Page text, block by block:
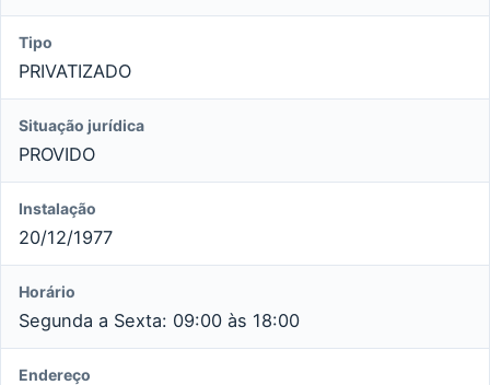
Tipo
PRIVATIZADO
Situação jurídica
PROVIDO
Instalação
20/12/1977
Horário
Segunda a Sexta: 09:00 às 18:00
Endereço